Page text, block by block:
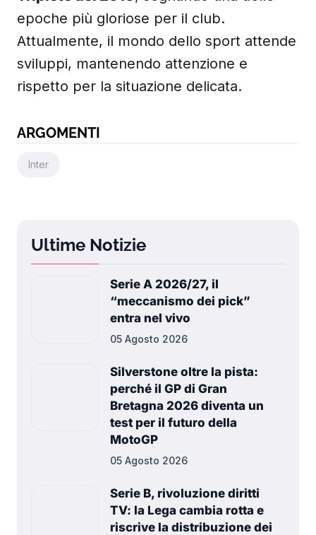
epoche più gloriose per il club.
Attualmente, il mondo dello sport attende
sviluppi, mantenendo attenzione e
rispetto per la situazione delicata.
ARGOMENTI
Inter
Ultime Notizie
Serie A 2026/27, il
“meccanismo dei pick”
entra nel vivo
05 Agosto 2026
Silverstone oltre la pista:
perché il GP di Gran
Bretagna 2026 diventa un
test per il futuro della
MotoGP
05 Agosto 2026
Serie B, rivoluzione diritti
TV: la Lega cambia rotta e
riscrive la distribuzione dei